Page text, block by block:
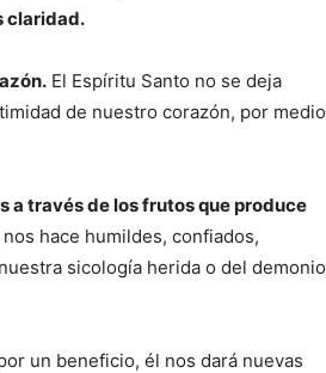
claridad.
El Espíritu Santo no se deja
de nuestro corazón, por medio
a través de los frutos que produce
hace humildes, confiados,
sicología herida o del demonio
un beneficio, él nos dará nuevas